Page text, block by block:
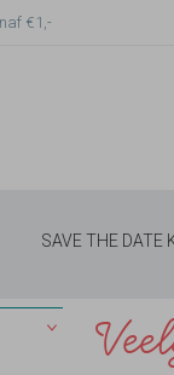
€1,-
SAVE THE DATE